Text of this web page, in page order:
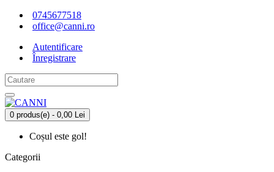
0745677518
office@canni.ro
Autentificare
Înregistrare
0 produs(e) - 0,00 Lei
Coșul este gol!
Categorii